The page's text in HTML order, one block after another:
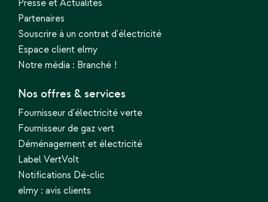
Presse et Actualités
Partenaires
Souscrire à un contrat d'électricité
Espace client elmy
Notre média : Branché !
Nos offres & services
Fournisseur d'électricité verte
Fournisseur de gaz vert
Déménagement et électricité
Label VertVolt
Notifications Dé-clic
elmy : avis clients